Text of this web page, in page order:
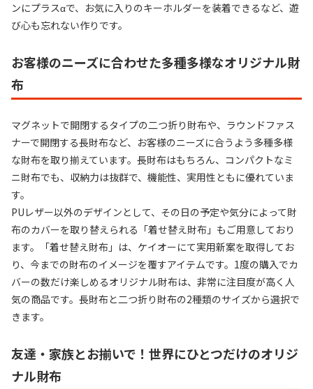
ンにプラスαで、お気に入りのキーホルダーを装着できるなど、遊
び心も忘れない作りです。
お客様のニーズに合わせた多種多様なオリジナル財
布
マグネットで開閉するタイプの二つ折り財布や、ラウンドファス
ナーで開閉する長財布など、お客様のニーズに合うよう多種多様
な財布を取り揃えています。長財布はもちろん、コンパクトなミ
ニ財布でも、収納力は抜群で、機能性、実用性ともに優れていま
す。
PUレザー以外のデザインとして、その日の予定や気分によって財
布のカバーを取り替えられる「着せ替え財布」もご用意しており
ます。「着せ替え財布」は、ケイオーにて実用新案を取得してお
り、今までの財布のイメージを覆すアイテムです。1度の購入でカ
バーの数だけ楽しめるオリジナル財布は、非常に注目度が高く人
気の商品です。長財布と二つ折り財布の2種類のサイズから選択で
きます。
友達・家族とお揃いで！世界にひとつだけのオリジ
ナル財布